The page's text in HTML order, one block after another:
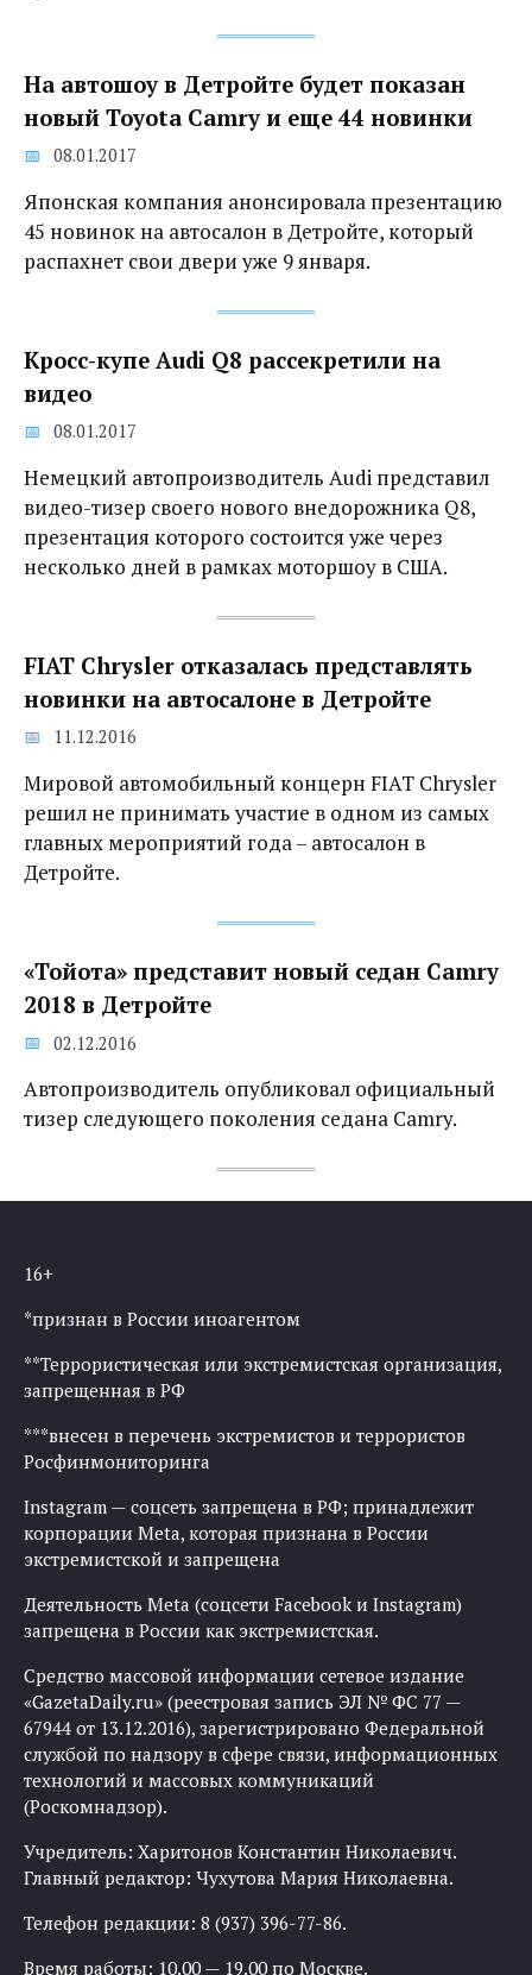
На автошоу в Детройте будет показан
новый Toyota Camry и еще 44 новинки
08.01.2017
Японская компания анонсировала презентацию
45 новинок на автосалон в Детройте, который
распахнет свои двери уже 9 января.
Кросс-купе Audi Q8 рассекретили на
видео
08.01.2017
Немецкий автопроизводитель Audi представил
видео-тизер своего нового внедорожника Q8,
презентация которого состоится уже через
несколько дней в рамках моторшоу в США.
FIAT Chrysler отказалась представлять
новинки на автосалоне в Детройте
11.12.2016
Мировой автомобильный концерн FIAT Chrysler
решил не принимать участие в одном из самых
главных мероприятий года – автосалон в
Детройте.
«Тойота» представит новый седан Camry
2018 в Детройте
02.12.2016
Автопроизводитель опубликовал официальный
тизер следующего поколения седана Camry.
16+
*признан в России иноагентом
**Террористическая или экстремистская организация,
запрещенная в РФ
***внесен в перечень экстремистов и террористов
Росфинмониторинга
Instagram — соцсеть запрещена в РФ; принадлежит
корпорации Meta, которая признана в России
экстремистской и запрещена
Деятельность Meta (соцсети Facebook и Instagram)
запрещена в России как экстремистская.
Средство массовой информации сетевое издание
«GazetaDaily.ru» (реестровая запись ЭЛ № ФС 77 —
67944 от 13.12.2016), зарегистрировано Федеральной
службой по надзору в сфере связи, информационных
технологий и массовых коммуникаций
(Роскомнадзор).
Учредитель: Харитонов Константин Николаевич.
Главный редактор: Чухутова Мария Николаевна.
Телефон редакции: 8 (937) 396-77-86.
Время работы: 10.00 — 19.00 по Москве.